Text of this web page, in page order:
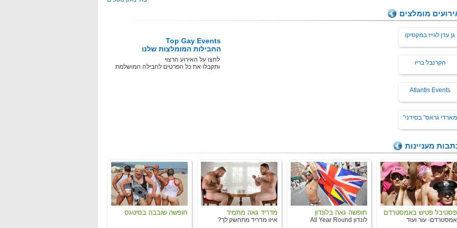
מומלצים
גן עדן לגייז במקסיקו
הקרנבל בריו
Atlantis Events
מארדי גראס" בסידני"
Top Gay Events
החבילות המומלצות שלנו
לחצו על האירוע הרצוי
ותקבלו את כל הפרטים לחבילה המושלמת
מעניינות
פסטיבל פטיש באמסטרדם
אמסטרדם- עור ועוד
חופשה גאה בלונדון
לונדון All Year Round
מדריד גאה מתמיד
איזו מדריד מתחשק לך?
חופשה שובבה בסיטגס